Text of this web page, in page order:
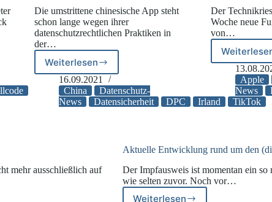
Die umstrittene chinesische App steht
schon lange wegen ihrer
datenschutzrechtlichen Praktiken in
der…
Weiterlesen
TikTok
im
Fokus
der
16.09.2021
China
Datenschutz-
News
Datensicherheit DPC Irland TikTok
Der
Woche neue
von…
neue
für
und
Apple
News
mehr ausschließlich auf
Aktuelle Entwicklung rund um den
Der Impfausweis ist momentan ein so
wie selten zuvor. Noch vor…
Weiterlesen